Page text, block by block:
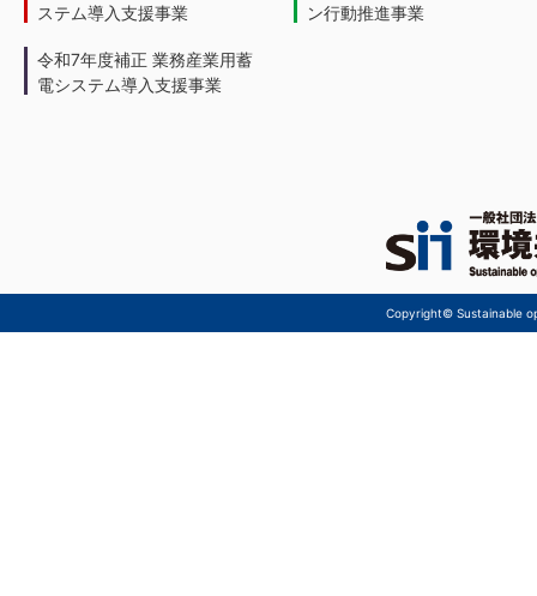
ステム導入支援事業
令和7年度補正 業務産業用蓄
電システム導入支援事業
ン行動推進事業
Copyright© Sustainable